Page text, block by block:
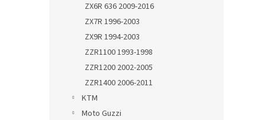
ZX6R 636 2009-2016
ZX7R 1996-2003
ZX9R 1994-2003
ZZR1100 1993-1998
ZZR1200 2002-2005
ZZR1400 2006-2011
KTM
Moto Guzzi